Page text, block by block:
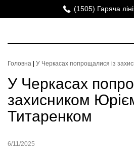
(1505) Гаряча
Головна У Черкасах попрощалися із
У Черкасах
захисником
Титаренком
6/11/2025